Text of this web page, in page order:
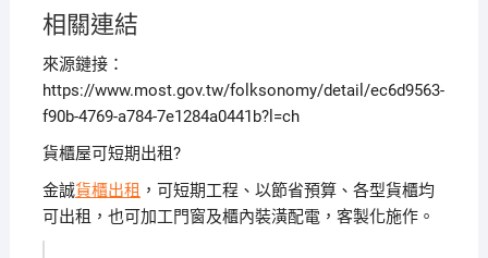
相關連結
來源鏈接：
https://www.most.gov.tw/folksonomy/detail/ec6d9563-
f90b-4769-a784-7e1284a0441b?l=ch
貨櫃屋可短期出租?
金誠貨櫃出租 ，可短期工程、以節省預算、各型貨櫃均
可出租，也可加工門窗及櫃內裝潢配電，客製化施作。